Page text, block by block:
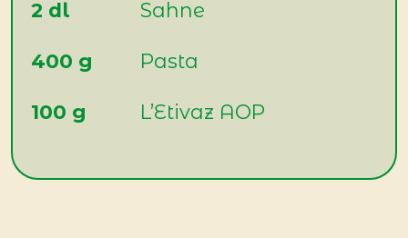
2 dl Sahne
400 g Pasta
100 g L’Etivaz AOP